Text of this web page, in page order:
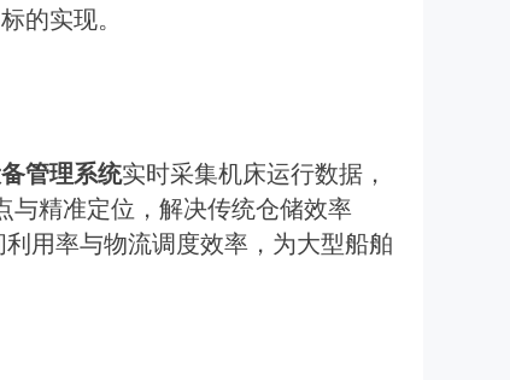
的实现。
管理系统实时采集机床运行数据，
与精准定位，解决传统仓储效率
用率与物流调度效率，为大型船舶